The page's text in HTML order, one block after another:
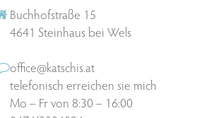
Buchhofstraße 15
4641 Steinhaus bei Wels
office@katschis.at
telefonisch erreichen sie mich
Mo – Fr von 8:30 – 16:00